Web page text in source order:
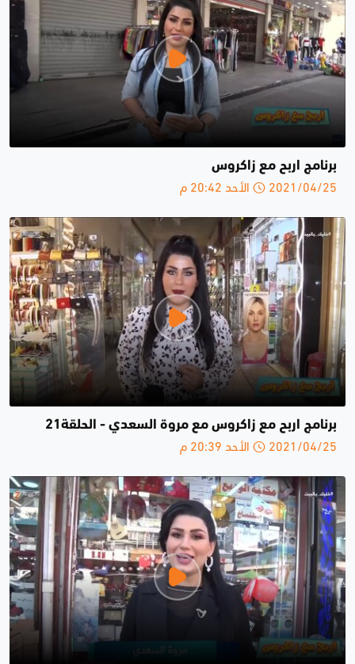
برنامج اربح مع زاكروس
2021/04/25 الأحد 20:42 م
برنامج اربح مع زاكروس مع مروة السعدي - الحلقة21
2021/04/25 الأحد 20:39 م